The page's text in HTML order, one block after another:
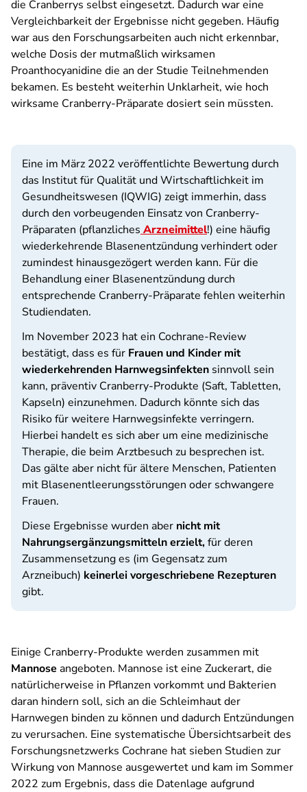
die Cranberrys selbst eingesetzt. Dadurch war eine
Vergleichbarkeit der Ergebnisse nicht gegeben. Häufig
war aus den Forschungsarbeiten auch nicht erkennbar,
welche Dosis der mutmaßlich wirksamen
Proanthocyanidine die an der Studie Teilnehmenden
bekamen. Es besteht weiterhin Unklarheit, wie hoch
wirksame Cranberry-Präparate dosiert sein müssten.
Eine im März 2022 veröffentlichte Bewertung durch
das Institut für Qualität und Wirtschaftlichkeit im
Gesundheitswesen (IQWIG) zeigt immerhin, dass
durch den vorbeugenden Einsatz von Cranberry-
Präparaten (pflanzliches Arzneimittel!) eine häufig
wiederkehrende Blasenentzündung verhindert oder
zumindest hinausgezögert werden kann. Für die
Behandlung einer Blasenentzündung durch
entsprechende Cranberry-Präparate fehlen weiterhin
Studiendaten.
Im November 2023 hat ein Cochrane-Review
bestätigt, dass es für Frauen und Kinder mit
wiederkehrenden Harnwegsinfekten sinnvoll sein
kann, präventiv Cranberry-Produkte (Saft, Tabletten,
Kapseln) einzunehmen. Dadurch könnte sich das
Risiko für weitere Harnwegsinfekte verringern.
Hierbei handelt es sich aber um eine medizinische
Therapie, die beim Arztbesuch zu besprechen ist.
Das gälte aber nicht fürältere Menschen, Patienten
mit Blasenentleerungsstörungen oder schwangere
Frauen.
Diese Ergebnisse wurden aber nicht mit
Nahrungsergänzungsmitteln erzielt,für deren
Zusammensetzung es (im Gegensatz zum
Arzneibuch) keinerlei vorgeschriebene Rezepturen
gibt.
Einige Cranberry-Produkte werden zusammen mit
Mannose angeboten. Mannose ist eine Zuckerart, die
natürlicherweise in Pflanzen vorkommt und Bakterien
daran hindern soll, sich an die Schleimhaut der
Harnwegen binden zu können und dadurch Entzündungen
zu verursachen. Eine systematische Übersichtsarbeit des
Forschungsnetzwerks Cochrane hat sieben Studien zur
Wirkung von Mannose ausgewertet und kam im Sommer
2022 zum Ergebnis, dass die Datenlage aufgrund